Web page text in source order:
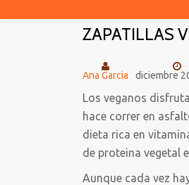
ZAPATILLAS
Ana Garcia diciembre
Los veganos
hace correr en
dieta rica en
de proteina vegetal
Aunque cada vez